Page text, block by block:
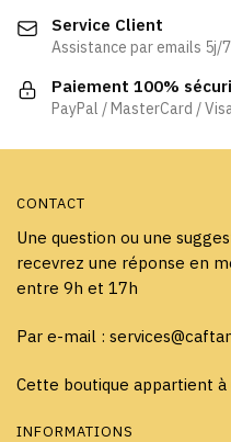
choisies
sur
la
page
Service Client
Assistance par emails 5j/
Paiement 100%
PayPal / MasterCard /
CONTACT
Une question ou une
recevrez une réponse en
entre 9h et 17h
Par e-mail :
Cette boutique appartient
INFORMATIONS